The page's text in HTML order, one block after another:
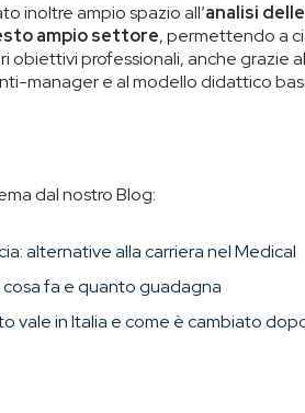
inoltre ampio spazio all’analisi
ampio settore, permettendo a
obiettivi professionali, anche grazie
manager e al modello didattico
dal nostro Blog:
alternative alla carriera nel Medical
fa e quanto guadagna
vale in Italia e come è cambiato